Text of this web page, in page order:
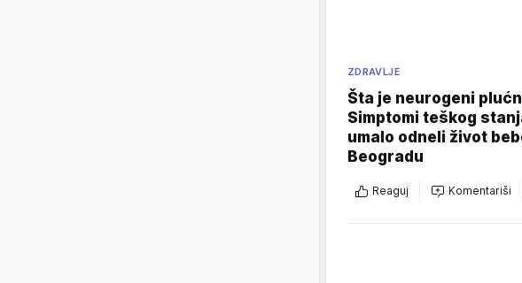
ZDRAVLJE
Šta je neurogeni
Simptomi teškog
umalo odneli život
Beogradu
Reaguj Komentariši